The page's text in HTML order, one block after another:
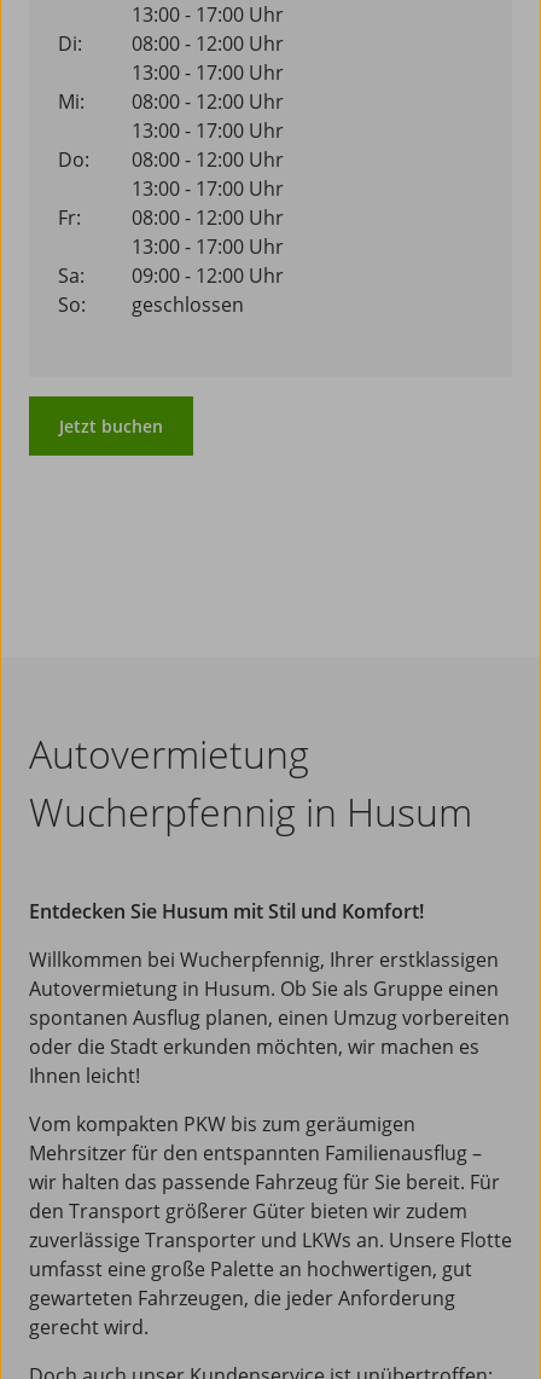
13:00 - 17:00 Uhr
Di:
08:00 - 12:00 Uhr
13:00 - 17:00 Uhr
Mi:
08:00 - 12:00 Uhr
13:00 - 17:00 Uhr
Do:
08:00 - 12:00 Uhr
13:00 - 17:00 Uhr
Fr:
08:00 - 12:00 Uhr
13:00 - 17:00 Uhr
Sa:
09:00 - 12:00 Uhr
So:
geschlossen
Jetzt buchen
Autovermietung
Wucherpfennig in Husum
Entdecken Sie Husum mit Stil und Komfort!
Willkommen bei Wucherpfennig, Ihrer erstklassigen
Autovermietung in Husum. Ob Sie als Gruppe einen
spontanen Ausflug planen, einen Umzug vorbereiten
oder die Stadt erkunden möchten, wir machen es
Ihnen leicht!
Vom kompakten PKW bis zum geräumigen
Mehrsitzer für den entspannten Familienausflug –
wir halten das passende Fahrzeug für Sie bereit. Für
den Transport größerer Güter bieten wir zudem
zuverlässige Transporter und LKWs an. Unsere Flotte
umfasst eine große Palette an hochwertigen, gut
gewarteten Fahrzeugen, die jeder Anforderung
gerecht wird.